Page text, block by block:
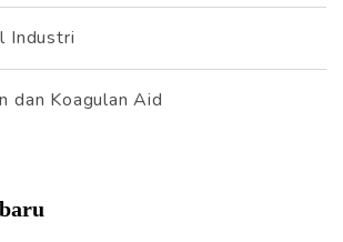
Industri
dan Koagulan Aid